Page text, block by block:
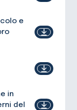
e
in
del